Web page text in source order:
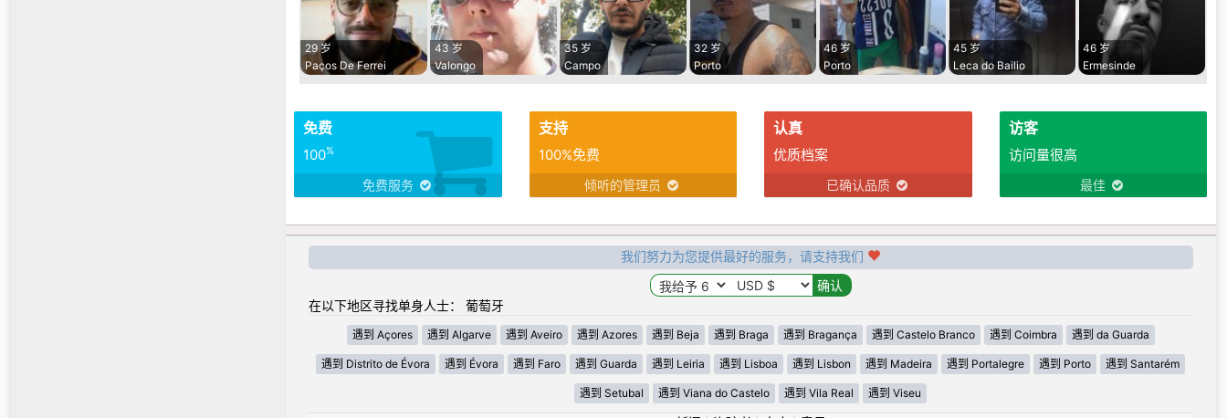
29 岁
Paços De Ferrei
43 岁
Valongo
35 岁
Campo
32 岁
Porto
46 岁
Porto
45 岁
Leca do Bailio
46 岁
Ermesinde
免费
100%
免费服务
支持
100%免费
倾听的管理员
认真
优质档案
已确认品质
访客
访问量很高
最佳
我们努力为您提供最好的服务，请支持我们
在以下地区寻找单身人士： 葡萄牙
遇到 Açores 遇到 Algarve 遇到 Aveiro 遇到 Azores 遇到 Beja 遇到 Braga 遇到 Bragança 遇到 Castelo Branco 遇到 Coimbra 遇到 da Guarda
遇到 Distrito de Évora 遇到 Évora 遇到 Faro 遇到 Guarda 遇到 Leiria 遇到 Lisboa 遇到 Lisbon 遇到 Madeira 遇到 Portalegre 遇到 Porto 遇到 Santarém
遇到 Setubal 遇到 Viana do Castelo 遇到 Vila Real 遇到 Viseu